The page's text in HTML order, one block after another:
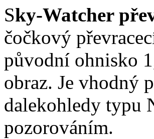
Sky-Watcher
čočkový
původní ohnisko
obraz. Je vhodný
dalekohledy typu
pozorováním.